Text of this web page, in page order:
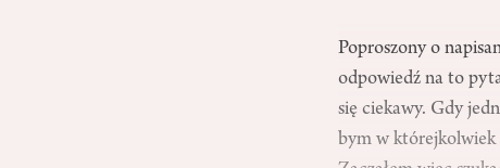
Poproszony o
odpowiedź na to
się ciekawy. Gdy
bym w którejkolwiek